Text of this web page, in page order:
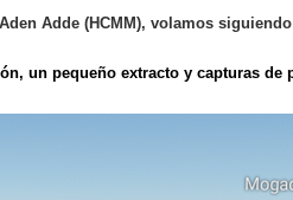
Adde (HCMM), volamos
un pequeño extracto y capturas